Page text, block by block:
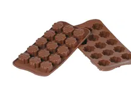
Grootte van de
Grootte van 1
Totale
Vulhoeveelheid